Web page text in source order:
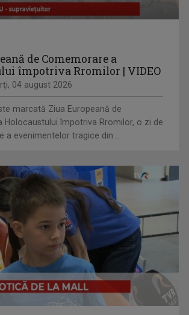
din învățământul ...
și divertisment
la TVR Iaşi în 1998 în ...
de Comemorare a
împotriva Rromilor | VIDEO
04 august 2026
marcată Ziua Europeană de
Holocaustului împotriva Rromilor, o zi de
a evenimentelor tragice din ...